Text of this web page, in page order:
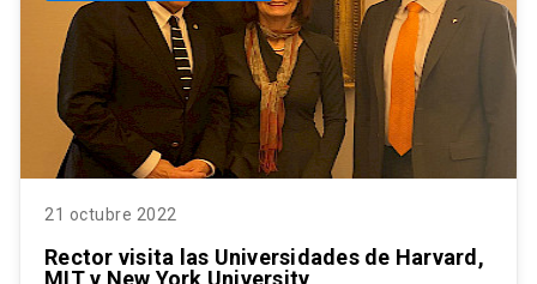
21 octubre 2022
Rector visita las Universidades de Harvard,
MIT y New York University